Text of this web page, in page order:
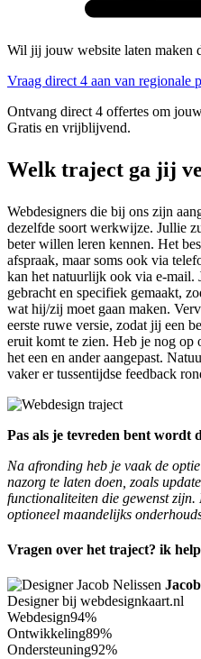
Wil jij jouw website laten maken
Vraag direct 4 aan van regionale
Ontvang direct 4 offertes om
Gratis en vrijblijvend.
Welk traject ga jij
Webdesigners die bij ons zijn
dezelfde soort werkwijze. Jullie
beter willen leren kennen. Het
afspraak, maar soms ook via
kan het natuurlijk ook via e-mail.
gebracht en specifiek gemaakt,
wat hij/zij moet gaan maken.
eerste ruwe versie, zodat jij een
eruit komt te zien. Heb je nog op
het een en ander aangepast.
vaker er tussentijdse feedback
Pas als je tevreden bent wordt
Na afronding heb je vaak de
nazorg te laten doen, zoals
functionaliteiten die gewenst
optioneel maandelijks
Vragen over het traject? ik
Designer bij webdesignkaart.nl
Webdesign94%
Ontwikkeling89%
Ondersteuning92%